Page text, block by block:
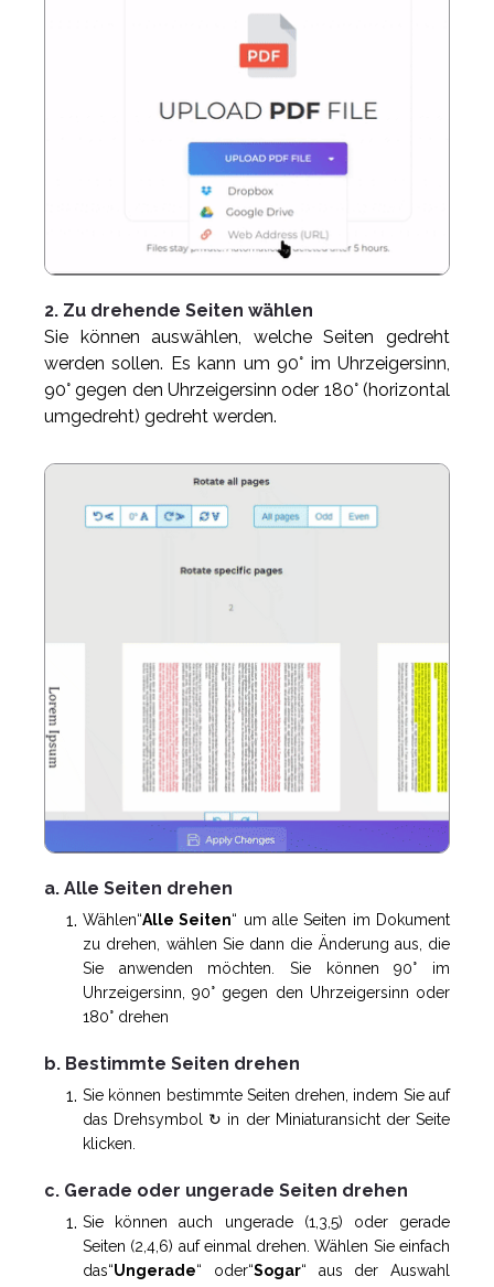
2. Zu drehende Seiten wählen
Sie können auswählen, welche Seiten gedreht
werden sollen. Es kann um 90° im Uhrzeigersinn,
90° gegen den Uhrzeigersinn oder 180° (horizontal
umgedreht) gedreht werden.
a. Alle Seiten drehen
Wählen“Alle Seiten“ um alle Seiten im Dokument
zu drehen, wählen Sie dann die Änderung aus, die
Sie anwenden möchten. Sie können 90° im
Uhrzeigersinn, 90° gegen den Uhrzeigersinn oder
180° drehen
b. Bestimmte Seiten drehen
Sie können bestimmte Seiten drehen, indem Sie auf
das Drehsymbol ↻ in der Miniaturansicht der Seite
klicken.
c. Gerade oder ungerade Seiten drehen
Sie können auch ungerade (1,3,5) oder gerade
Seiten (2,4,6) auf einmal drehen. Wählen Sie einfach
das“Ungerade“ oder“Sogar“ aus der Auswahl